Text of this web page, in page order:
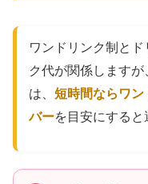
ワンドリンク制と
ク代が関係します
は、短時間ならワン
バーを目安にすると